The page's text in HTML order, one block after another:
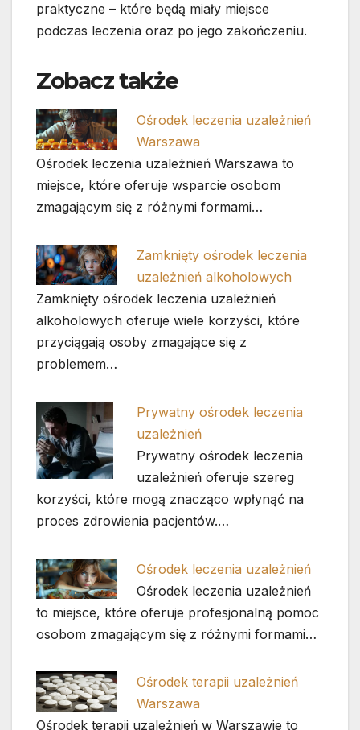
praktyczne – które będą miały miejsce
podczas leczenia oraz po jego zakończeniu.
Zobacz także
Ośrodek leczenia uzależnień
Warszawa
Ośrodek leczenia uzależnień Warszawa to
miejsce, które oferuje wsparcie osobom
zmagającym się z różnymi formami…
Zamknięty ośrodek leczenia
uzależnień alkoholowych
Zamknięty ośrodek leczenia uzależnień
alkoholowych oferuje wiele korzyści, które
przyciągają osoby zmagające się z
problemem…
Prywatny ośrodek leczenia
uzależnień
Prywatny ośrodek leczenia
uzależnień oferuje szereg
korzyści, które mogą znacząco wpłynąć na
proces zdrowienia pacjentów.…
Ośrodek leczenia uzależnień
Ośrodek leczenia uzależnień
to miejsce, które oferuje profesjonalną pomoc
osobom zmagającym się z różnymi formami…
Ośrodek terapii uzależnień
Warszawa
Ośrodek terapii uzależnień w Warszawie to